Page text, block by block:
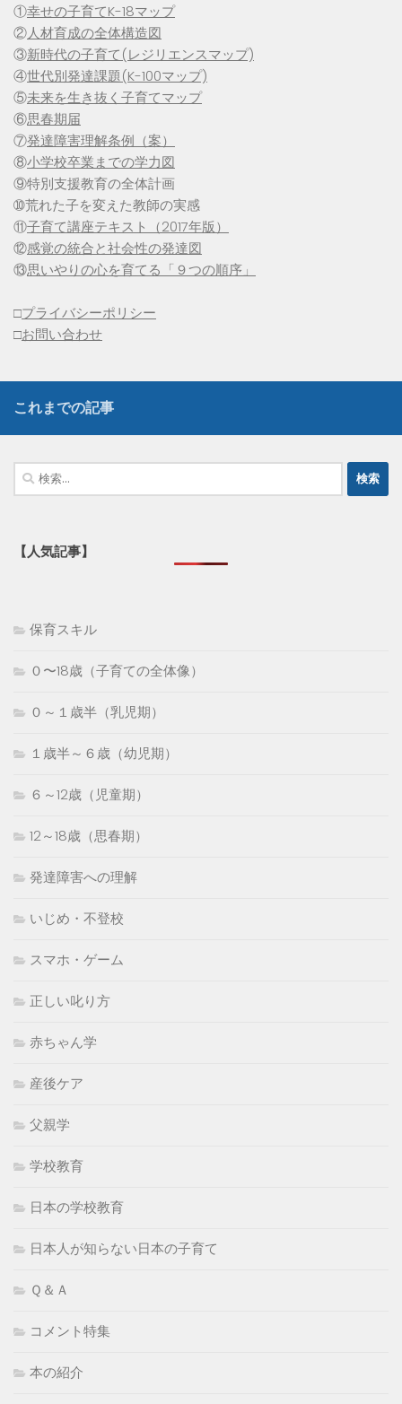
①幸せの子育てK-18マップ
②人材育成の全体構造図
③新時代の子育て(レジリエンスマップ)
④世代別発達課題(K-100マップ)
⑤未来を生き抜く子育てマップ
⑥思春期届
⑦発達障害理解条例（案）
⑧小学校卒業までの学力図
⑨特別支援教育の全体計画
➉荒れた子を変えた教師の実感
⑪子育て講座テキスト（2017年版）
⑫感覚の統合と社会性の発達図
⑬思いやりの心を育てる「９つの順序」
□プライバシーポリシー
□お問い合わせ
これまでの記事
検
索:
【人気記事】
保育スキル
０〜18歳（子育ての全体像）
０～１歳半（乳児期）
１歳半～６歳（幼児期）
６～12歳（児童期）
12～18歳（思春期）
発達障害への理解
いじめ・不登校
スマホ・ゲーム
正しい叱り方
赤ちゃん学
産後ケア
父親学
学校教育
日本の学校教育
日本人が知らない日本の子育て
Ｑ＆Ａ
コメント特集
本の紹介